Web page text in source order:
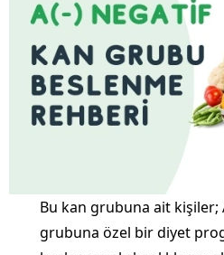
Bu kan grubuna ait kişiler;
grubuna özel bir diyet